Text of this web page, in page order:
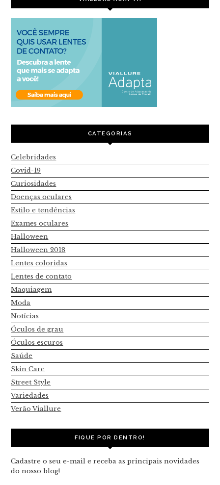
CATEGORIAS
Celebridades
Covid-19
Curiosidades
Doenças oculares
Estilo e tendências
Exames oculares
Halloween
Halloween 2018
Lentes coloridas
Lentes de contato
Maquiagem
Moda
Notícias
Óculos de grau
Óculos escuros
Saúde
Skin Care
Street Style
Variedades
Verão Viallure
FIQUE POR DENTRO!
Cadastre o seu e-mail e receba as principais novidades
do nosso blog!